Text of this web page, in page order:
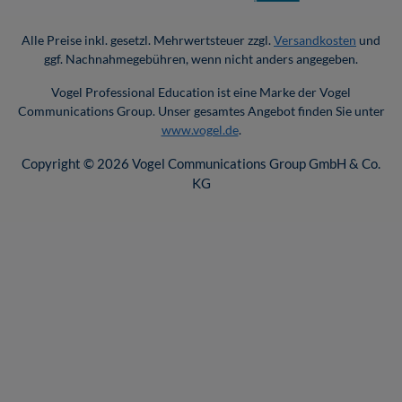
Alle Preise inkl. gesetzl. Mehrwertsteuer zzgl. Versandkosten und
ggf. Nachnahmegebühren, wenn nicht anders angegeben.
Vogel Professional Education ist eine Marke der Vogel
Communications Group. Unser gesamtes Angebot finden Sie unter
www.vogel.de.
Copyright © 2026 Vogel Communications Group GmbH & Co.
KG